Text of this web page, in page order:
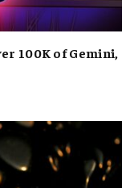
100K of Gemini,